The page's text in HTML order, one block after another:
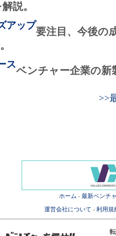
説。
アップ
要注目、今後の
ス
ベンチャー企業の新
>>
ホーム - 最新ベンチ
運営会社について - 利用規